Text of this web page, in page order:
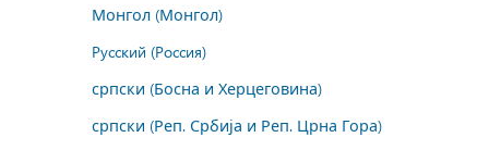
Монгол (Монгол)
Русский (Россия)
српски (Босна и Херцеговина)
српски (Реп. Србија и Реп. Црна Гора)